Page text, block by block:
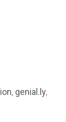
, genial.ly,